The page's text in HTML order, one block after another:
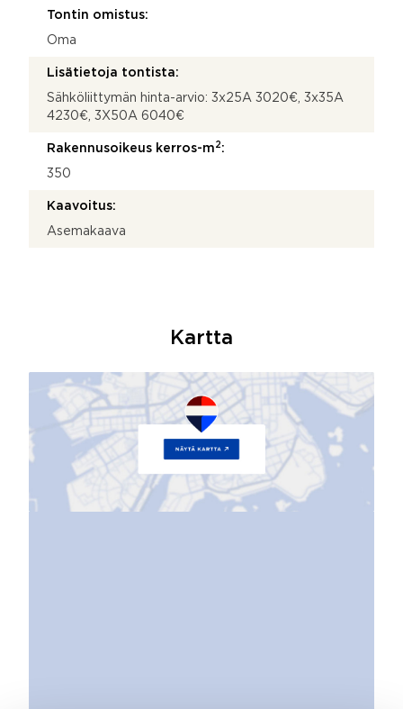
Tontin omistus:
Oma
Lisätietoja tontista:
Sähköliittymän hinta-arvio: 3x25A 3020€, 3x35A
4230€, 3X50A 6040€
Rakennusoikeus kerros-m 2 :
350
Kaavoitus:
Asemakaava
Kartta